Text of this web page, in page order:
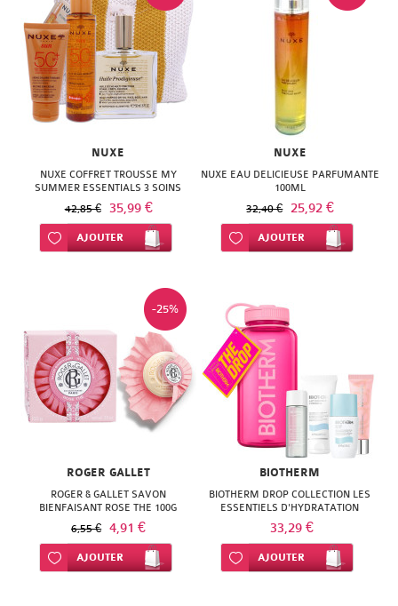
NUXE
NUXE COFFRET TROUSSE MY
SUMMER ESSENTIALS 3 SOINS
42,85 € 35,99 €
Ajouter à ma liste d’envie
AJOUTER
NUXE
NUXE EAU DELICIEUSE PARFUMANTE
100ML
32,40 € 25,92 €
Ajouter à ma liste d’envie
AJOUTER
-25%
ROGER GALLET
ROGER & GALLET SAVON
BIENFAISANT ROSE THE 100G
6,55 € 4,91 €
Ajouter à ma liste d’envie
AJOUTER
BIOTHERM
BIOTHERM DROP COLLECTION LES
ESSENTIELS D'HYDRATATION
GOURDE ROSE
33,29 €
Ajouter à ma liste d’envie
AJOUTER